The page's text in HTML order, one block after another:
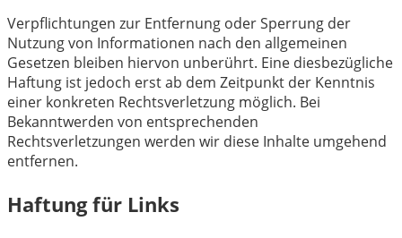
Verpflichtungen zur Entfernung oder Sperrung der
Nutzung von Informationen nach den allgemeinen
Gesetzen bleiben hiervon unberührt. Eine diesbezügliche
Haftung ist jedoch erst ab dem Zeitpunkt der Kenntnis
einer konkreten Rechtsverletzung möglich. Bei
Bekanntwerden von entsprechenden
Rechtsverletzungen werden wir diese Inhalte umgehend
entfernen.
Haftung für Links